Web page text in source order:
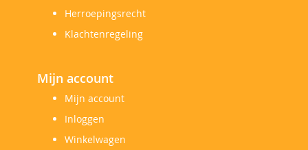
Herroepingsrecht
Klachtenregeling
Mijn account
Mijn account
Inloggen
Winkelwagen